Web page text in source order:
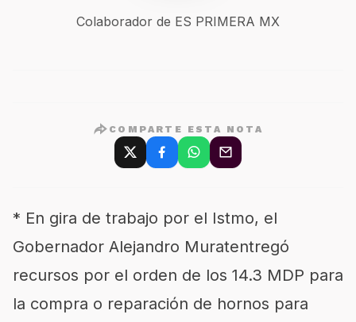
Colaborador de ES PRIMERA MX
COMPARTE ESTA NOTA
* En gira de trabajo por el Istmo, el
Gobernador Alejandro Muratentregó
recursos por el orden de los 14.3 MDP para
la compra o reparación de hornos para